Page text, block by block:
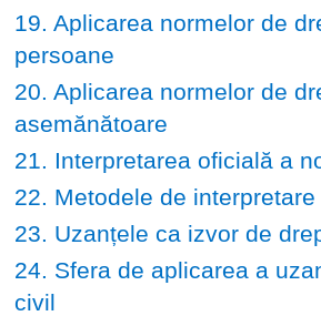
19. Aplicarea normelor de
persoane
20. Aplicarea normelor de
asemănătoare
21. Interpretarea oficială a
22. Metodele de
23. Uzanțele ca izvor de
24. Sfera de aplicarea a
civil